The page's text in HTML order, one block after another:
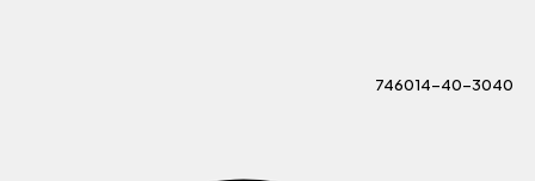
746014-40-3040